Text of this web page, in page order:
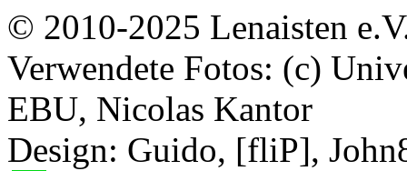
© 2010-2025 Lenaisten
Verwendete Fotos: (c)
EBU, Nicolas Kantor
Design: Guido, [fliP],